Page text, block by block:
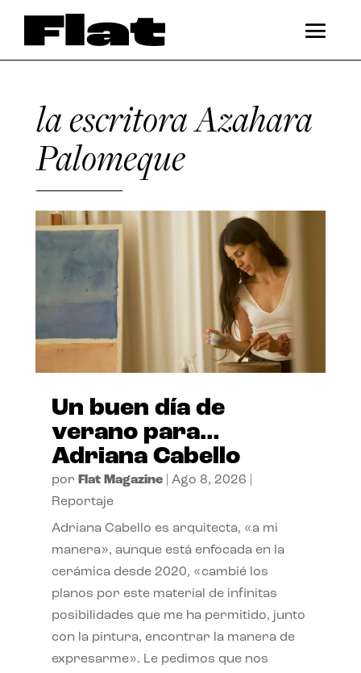
la escritora Azahara
Palomeque
Un buen día de
verano para…
Adriana Cabello
por Flat Magazine| Ago 8, 2026
Reportaje
Adriana Cabello es arquitecta, «a mi
manera», aunque está enfocada en la
cerámica desde 2020, «cambié los
planos por este material de infinitas
posibilidades que me ha permitido, junto
con la pintura, encontrar la manera de
expresarme». Le pedimos que nos